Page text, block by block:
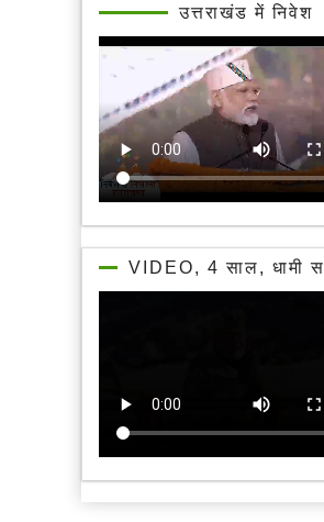
उत्तराखंड में निवेश
VIDEO, 4 साल, धामी